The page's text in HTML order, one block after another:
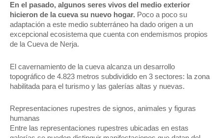
En el pasado, algunos seres vivos del medio exterior
hicieron de la cueva su nuevo hogar. Poco a poco su
adaptación a este medio subterráneo ha dado origen a un
excepcional ecosistema que cuenta con endemismos propios
de la Cueva de Nerja.
El cavernamiento de la cueva alcanza un desarrollo
topográfico de 4.823 metros subdividido en 3 sectores: la zona
habilitada para el turismo y las galerías altas y nuevas.
Representaciones rupestres de signos, animales y figuras
humanas
Entre las representaciones rupestres ubicadas en estas